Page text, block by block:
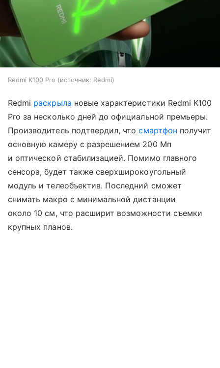
Redmi K100 Pro источник: Redmi
Redmi раскрыла новые характеристики Redmi K100
Pro за несколько дней до официальной премьеры.
Производитель подтвердил, чтосмартфон получит
основную камеру с разрешением 200 Мп
и оптической стабилизацией. Помимо главного
сенсора, будет также сверхширокоугольный
модуль и телеобъектив. Последний сможет
снимать макро с минимальной дистанции
около 10 см, что расширит возможности съемки
крупных планов.